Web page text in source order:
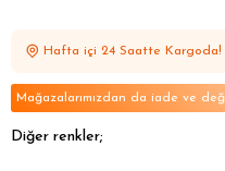
2 Ve Üzeri %20 İndirim
Hafta içi 24 Saatte Kargoda!
Mağazalarımızdan da iade ve
Diğer renkler;